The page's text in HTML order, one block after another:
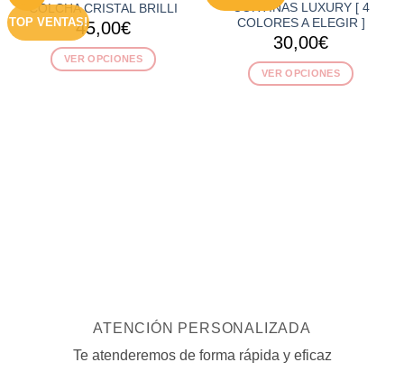
TOP VENTAS!
COLCHA CRISTAL BRILLI
45,00€
VER OPCIONES
de
CORTINAS LUXURY [ 4
COLORES A ELEGIR ]
30,00€
VER OPCIONES
página
producto
ATENCIÓN PERSONALIZADA
Te atenderemos de forma rápida y eficaz